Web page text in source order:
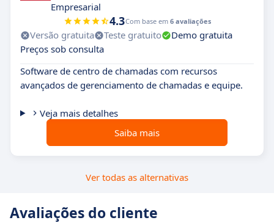
Empresarial
4.3Com base em 6 avaliações
Versão gratuita Teste gratuito
Demo gratuita
Preços sob consulta
Software de centro de chamadas com recursos
avançados de gerenciamento de chamadas e equipe.
Veja mais detalhes
Saiba mais
Ver todas as alternativas
Avaliações do cliente